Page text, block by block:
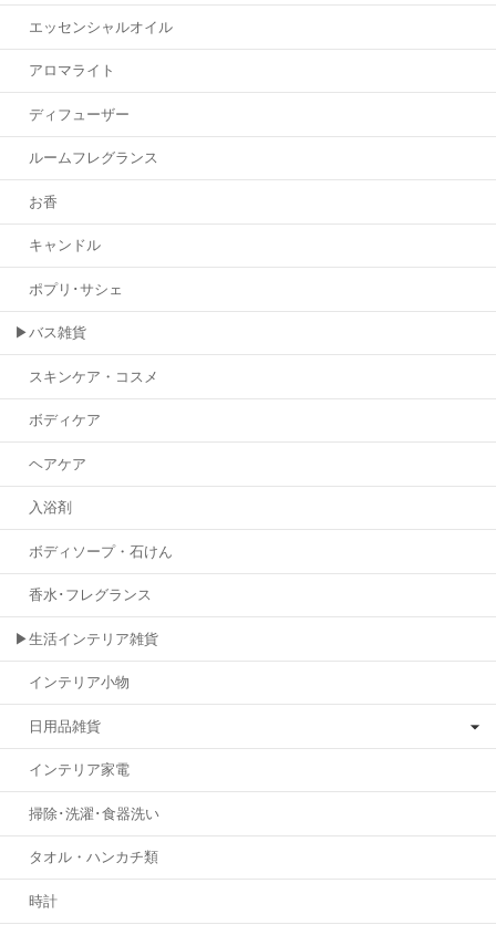
エッセンシャルオイル
アロマライト
ディフューザー
ルームフレグランス
お香
キャンドル
ポプリ･サシェ
▶バス雑貨
スキンケア・コスメ
ボディケア
ヘアケア
入浴剤
ボディソープ・石けん
香水･フレグランス
▶生活インテリア雑貨
インテリア小物
日用品雑貨
インテリア家電
掃除･洗濯･食器洗い
タオル・ハンカチ類
時計